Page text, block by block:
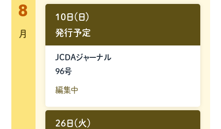
8
月
10日（日）
発行予定
JCDAジャーナル
96号
編集中
26日（火）